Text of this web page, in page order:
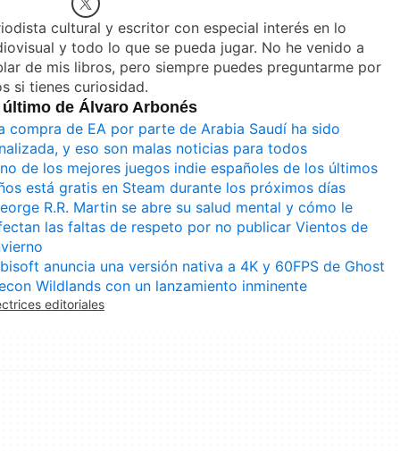
cultural y escritor con especial interés en lo
y todo lo que se pueda jugar. No he venido a
de mis libros, pero siempre puedes preguntarme por
si tienes curiosidad.
de Álvaro Arbonés
compra de EA por parte de Arabia Saudí ha sido
y eso son malas noticias para todos
de los mejores juegos indie españoles de los últimos
está gratis en Steam durante los próximos días
R.R. Martin se abre su salud mental y cómo le
las faltas de respeto por no publicar Vientos de
anuncia una versión nativa a 4K y 60FPS de Ghost
Wildlands con un lanzamiento inminente
editoriales